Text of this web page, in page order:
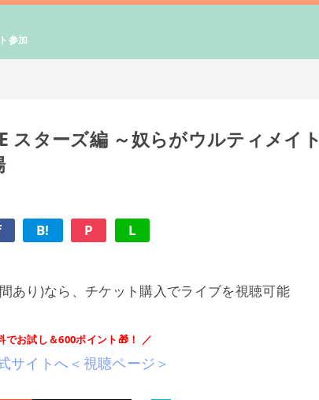
参加
スターズ編 ～奴らがウルティメイト
B! P L
あり)なら、チケット購入でライブを視聴可能
でお試し＆600ポイント🎁！ ／
サイトへ＜視聴ページ＞